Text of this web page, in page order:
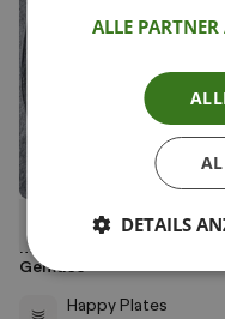
Stevan Pauls
mit Zuckererbsen-Mais-
Gemüse
Happy Plates
ALLE
DETAILS